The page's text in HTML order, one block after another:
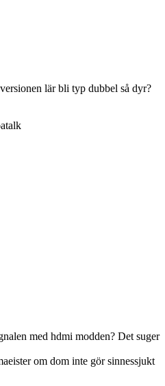
lär bli typ dubbel så dyr?
med hdmi modden? Det suger
om dom inte gör sinnessjukt